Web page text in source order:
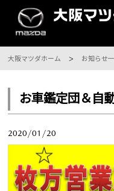
大阪マツダホーム お知らせ
お車鑑定団＆自
2020/01/20